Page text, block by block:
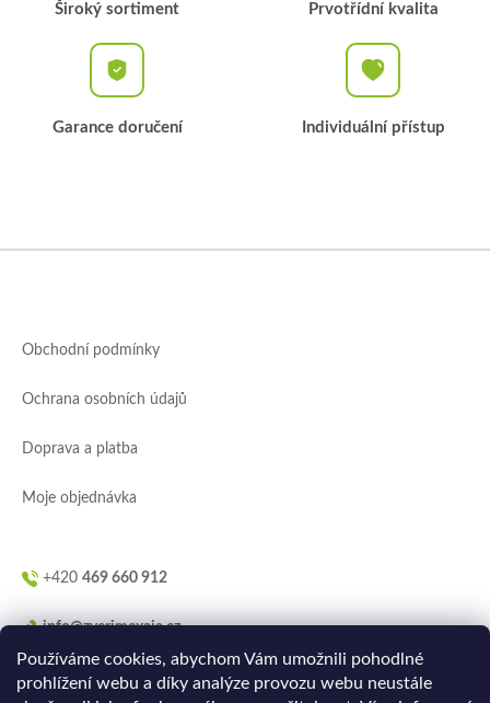
Používáme cookies, abychom Vám umožnili pohodlné
prohlížení webu a díky analýze provozu webu neustále
Široký sortiment Prvotřídní kvalita
Garance doručení Individuální přístup
Obchodní podmínky
Ochrana osobních údajů
Doprava a platba
Moje objednávka
+420 469 660 912
info@zverimexaja.cz